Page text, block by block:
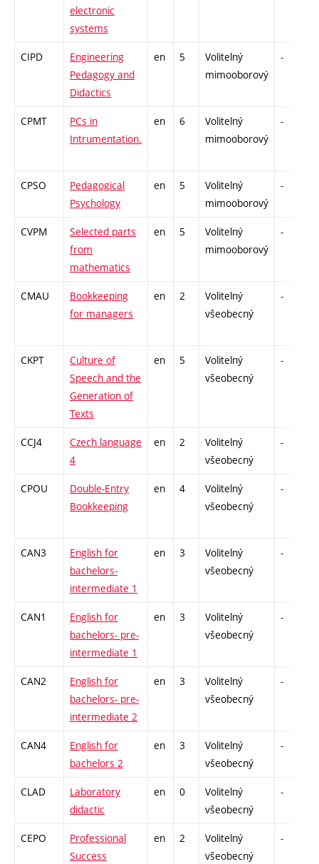
electronic
systems
CIPD
Engineering
Pedagogy and
Didactics
en 5
Volitelný
mimooborový
-
CPMT
PCs in
Intrumentation.
en 6
Volitelný
mimooborový
-
CPSO
Pedagogical
Psychology
en 5
Volitelný
mimooborový
-
CVPM
Selected parts
from
mathematics
en 5
Volitelný
mimooborový
-
CMAU
Bookkeeping
for managers
en 2
Volitelný
všeobecný
-
CKPT
Culture of
Speech and the
Generation of
Texts
en 5
Volitelný
všeobecný
-
CCJ4
Czech language
4
en 2
Volitelný
všeobecný
-
CPOU
Double-Entry
Bookkeeping
en 4
Volitelný
všeobecný
-
CAN3
English for
bachelors-
intermediate 1
en 3
Volitelný
všeobecný
-
CAN1
English for
bachelors- pre-
intermediate 1
en 3
Volitelný
všeobecný
-
CAN2
English for
bachelors- pre-
intermediate 2
en 3
Volitelný
všeobecný
-
CAN4
English for
bachelors 2
en 3
Volitelný
všeobecný
-
CLAD
Laboratory
didactic
en 0
Volitelný
všeobecný
-
CEPO
Professional
Success
en 2
Volitelný
všeobecný
-